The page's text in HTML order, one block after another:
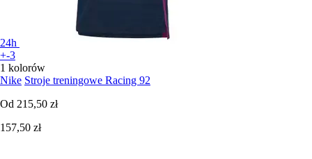
24h
+-3
1 kolorów
Nike Stroje treningowe Racing 92
Od 215,50 zł
157,50 zł